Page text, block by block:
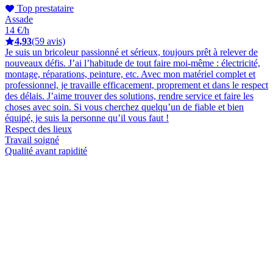
Top prestataire
Assade
14 €/h
4,93(59 avis)
Je suis un bricoleur passionné et sérieux, toujours prêt à relever de
nouveaux défis. J’ai l’habitude de tout faire moi-même : électricité,
montage, réparations, peinture, etc. Avec mon matériel complet et
professionnel, je travaille efficacement, proprement et dans le respect
des délais. J’aime trouver des solutions, rendre service et faire les
choses avec soin. Si vous cherchez quelqu’un de fiable et bien
équipé, je suis la personne qu’il vous faut !
Respect des lieux
Travail soigné
Qualité avant rapidité